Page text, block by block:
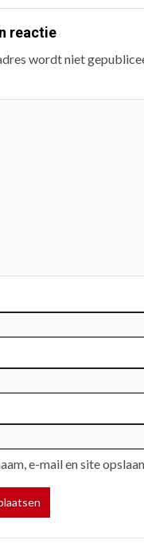
reactie
wordt niet
e-mail en site